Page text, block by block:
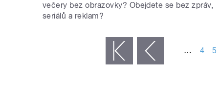
večery bez obrazovky? Obejdete se bez zpráv,
seriálů a reklam?
‹ předchozí … 4 5